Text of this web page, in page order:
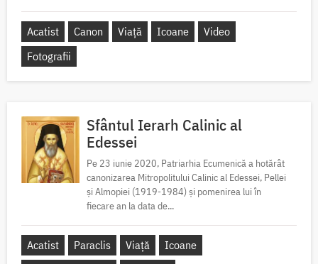
Acatist Canon Viață Icoane
Video
Fotografii
Sfântul Ierarh Calinic al
Edessei
Pe 23 iunie 2020, Patriarhia Ecumenică a hotărât
canonizarea Mitropolitului Calinic al Edessei, Pellei
și Almopiei (1919-1984) și pomenirea lui în
fiecare an la data de...
Acatist Paraclis Viață
Icoane